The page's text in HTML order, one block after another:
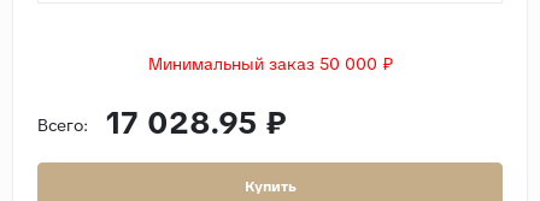
Минимальный заказ 50 000 ₽
Всего: 17 028.95 ₽
Купить